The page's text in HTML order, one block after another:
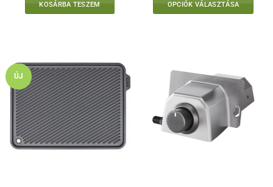
KOSÁRBA TESZEM OPCIÓK VÁLASZTÁSA
van.
A
változatok
termékoldalon
ÚJ